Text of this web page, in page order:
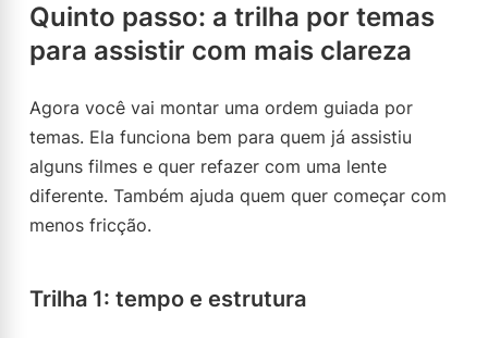
Quinto passo: a trilha por temas
para assistir com mais clareza
Agora você vai montar uma ordem guiada por
temas. Ela funciona bem para quem já assistiu
alguns filmes e quer refazer com uma lente
diferente. Também ajuda quem quer começar com
menos fricção.
Trilha 1: tempo e estrutura